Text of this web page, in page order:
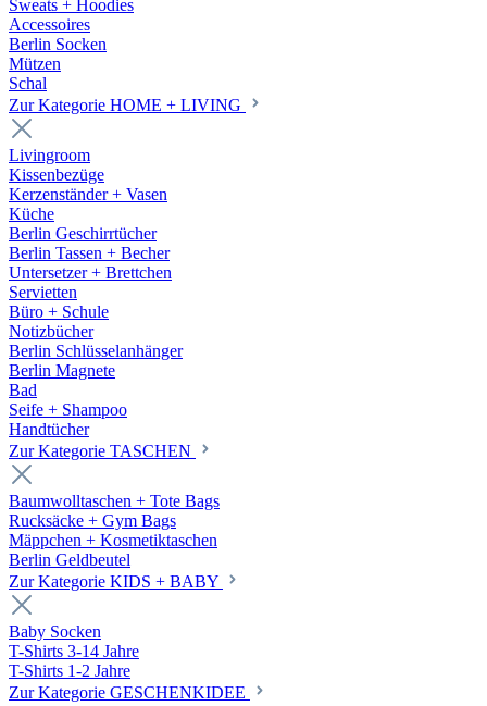
Sweats + Hoodies
Accessoires
Berlin Socken
Mützen
Schal
Zur Kategorie HOME + LIVING
Livingroom
Kissenbezüge
Kerzenständer + Vasen
Küche
Berlin Geschirrtücher
Berlin Tassen + Becher
Untersetzer + Brettchen
Servietten
Büro + Schule
Notizbücher
Berlin Schlüsselanhänger
Berlin Magnete
Bad
Seife + Shampoo
Handtücher
Zur Kategorie TASCHEN
Baumwolltaschen + Tote Bags
Rucksäcke + Gym Bags
Mäppchen + Kosmetiktaschen
Berlin Geldbeutel
Zur Kategorie KIDS + BABY
Baby Socken
T-Shirts 3-14 Jahre
T-Shirts 1-2 Jahre
Zur Kategorie GESCHENKIDEE